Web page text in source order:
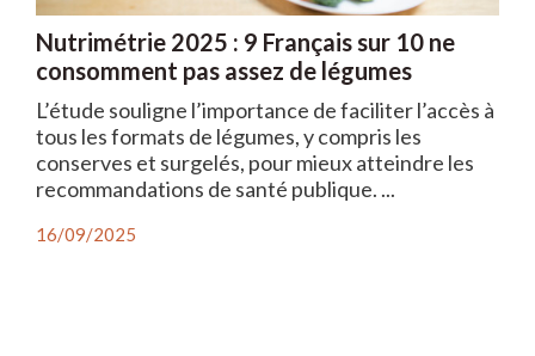
Nutrimétrie 2025 : 9 Français sur 10 ne
consomment pas assez de légumes
L’étude souligne l’importance de faciliter l’accès à
tous les formats de légumes, y compris les
conserves et surgelés, pour mieux atteindre les
recommandations de santé publique. ...
16/09/2025